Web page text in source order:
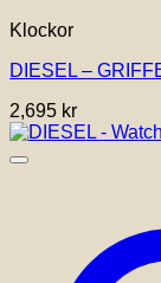
Klockor
DIESEL –
2,695 kr